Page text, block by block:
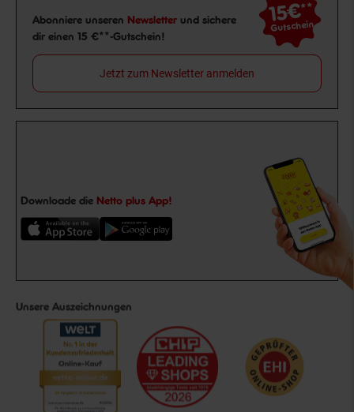
Newsletter Anmeldung
Abonniere unseren Newsletter und sichere
dir einen 15 €**-Gutschein!
15€**
Gutschein
Jetzt zum Newsletter anmelden
Downloade die Netto plus App!
Unsere Auszeichnungen